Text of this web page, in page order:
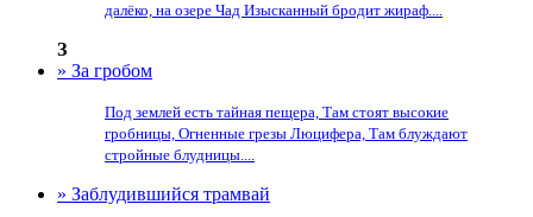
далёко, на озере Чад Изысканный бродит жираф....
З
» За гробом
Под землей есть тайная пещера, Там стоят высокие
гробницы, Огненные грезы Люцифера, Там блуждают
стройные блудницы....
» Заблудившийся трамвай